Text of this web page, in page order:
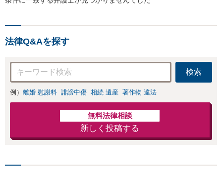
法律Q&Aを探す
検索
例） 離婚 慰謝料 誹謗中傷 相続 遺産 著作物 違法
無料法律相談
新しく投稿する